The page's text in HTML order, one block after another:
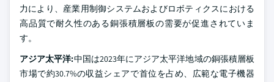
力により、産業用制御システムおよびロボティクスにおける
高品質で耐久性のある銅張積層板の需要が促進されていま
す。
アジア太平洋:中国は2023年にアジア太平洋地域の銅張積層板
市場で約30.7%の収益シェアで首位を占め、広範な電子機器